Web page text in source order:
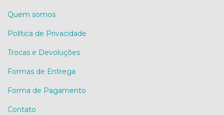
Quem somos
Política de Privacidade
Trocas e Devoluções
Formas de Entrega
Forma de Pagamento
Contato